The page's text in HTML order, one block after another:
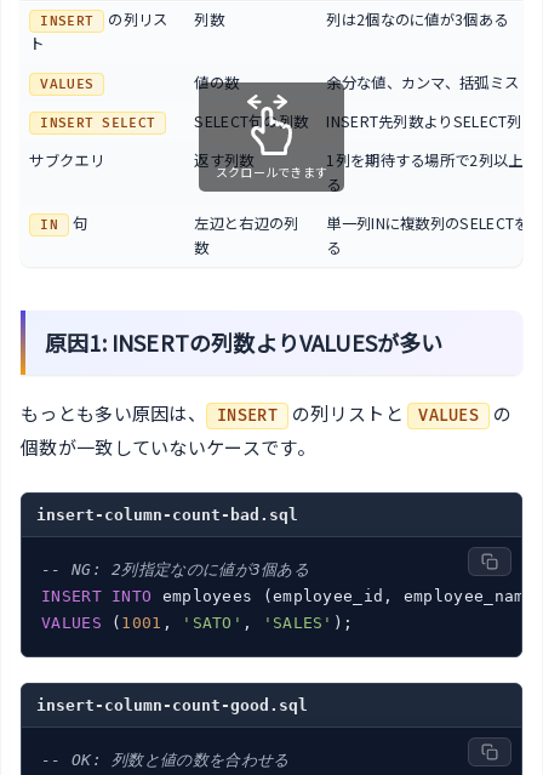
INSERT
の列リス
ト
列数 列は2個なのに値が3個ある
VALUES 値の数 余分な値、カンマ、括弧ミス
INSERT SELECT SELECT句の列数
INSERT先列数よりSELECT列が
サブクエリ
返す列数
1列を期待する場所で2列以上返
る
IN 句
左辺と右辺の列
数
単一列INに複数列のSELECTを
る
スクロールできます
原因1: INSERTの列数よりVALUESが多い
もっとも多い原因は、 INSERT の列リストと VALUES
の
個数が一致していないケースです。
insert-column-count-bad.sql
-- NG: 2列指定なのに値が3個ある
INSERT
INTO
VALUES ( 1001 , 'SATO' , 'SALES'
insert-column-count-good.sql
-- OK: 列数と値の数を合わせる